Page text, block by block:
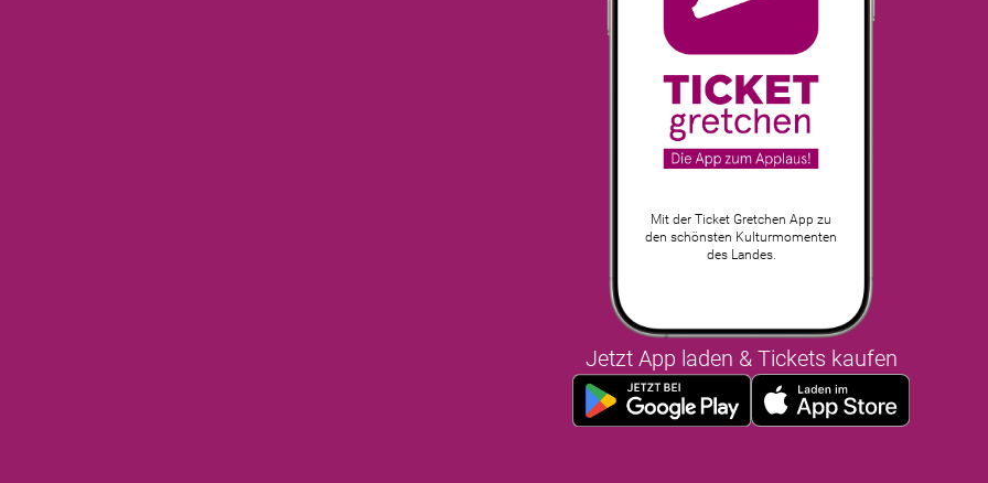
Mit der Ticket Gretchen App zu
den schönsten Kulturmomenten
des Landes.
Jetzt App laden & Tickets kaufen